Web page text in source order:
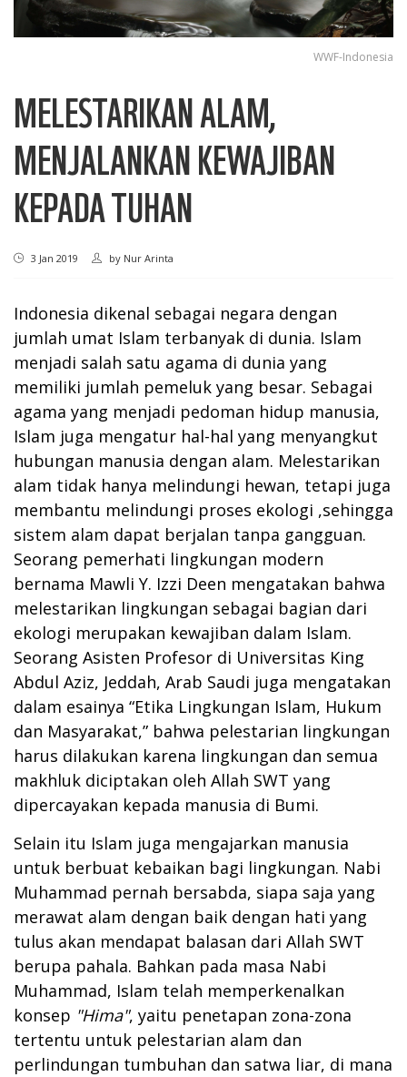
WWF-Indonesia
MELESTARIKAN ALAM,
MENJALANKAN KEWAJIBAN
KEPADA TUHAN
3 Jan 2019 by Nur Arinta
Indonesia dikenal sebagai negara dengan
jumlah umat Islam terbanyak di dunia. Islam
menjadi salah satu agama di dunia yang
memiliki jumlah pemeluk yang besar. Sebagai
agama yang menjadi pedoman hidup manusia,
Islam juga mengatur hal-hal yang menyangkut
hubungan manusia dengan alam. Melestarikan
alam tidak hanya melindungi hewan, tetapi juga
membantu melindungi proses ekologi ,sehingga
sistem alam dapat berjalan tanpa gangguan.
Seorang pemerhati lingkungan modern
bernama Mawli Y. Izzi Deen mengatakan bahwa
melestarikan lingkungan sebagai bagian dari
ekologi merupakan kewajiban dalam Islam.
Seorang Asisten Profesor di Universitas King
Abdul Aziz, Jeddah, Arab Saudi juga mengatakan
dalam esainya “Etika Lingkungan Islam, Hukum
dan Masyarakat,” bahwa pelestarian lingkungan
harus dilakukan karena lingkungan dan semua
makhluk diciptakan oleh Allah SWT yang
dipercayakan kepada manusia di Bumi.
Selain itu Islam juga mengajarkan manusia
untuk berbuat kebaikan bagi lingkungan. Nabi
Muhammad pernah bersabda, siapa saja yang
merawat alam dengan baik dengan hati yang
tulus akan mendapat balasan dari Allah SWT
berupa pahala. Bahkan pada masa Nabi
Muhammad, Islam telah memperkenalkan
konsep "Hima", yaitu penetapan zona-zona
tertentu untuk pelestarian alam dan
perlindungan tumbuhan dan satwa liar, di mana